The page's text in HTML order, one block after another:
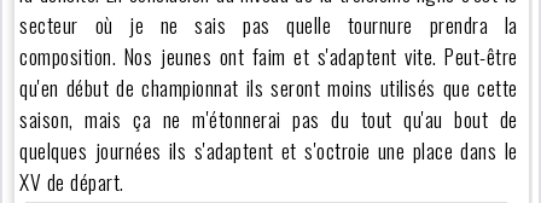
secteur où je ne sais pas quelle tournure prendra la
composition. Nos jeunes ont faim et s'adaptent vite. Peut-être
qu'en début de championnat ils seront moins utilisés que cette
saison, mais ça ne m'étonnerai pas du tout qu'au bout de
quelques journées ils s'adaptent et s'octroie une place dans le
XV de départ.